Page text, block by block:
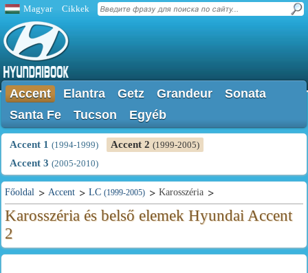
Magyar Cikkek
Accent Elantra Getz Grandeur
Sonata
Santa Fe
Tucson Egyéb
Accent 1 (1994-1999) Accent 2 (1999-2005)
Accent 3 (2005-2010)
Főoldal Accent LC (1999-2005) Karosszéria
Karosszéria és belső elemek Hyundai Accent
2